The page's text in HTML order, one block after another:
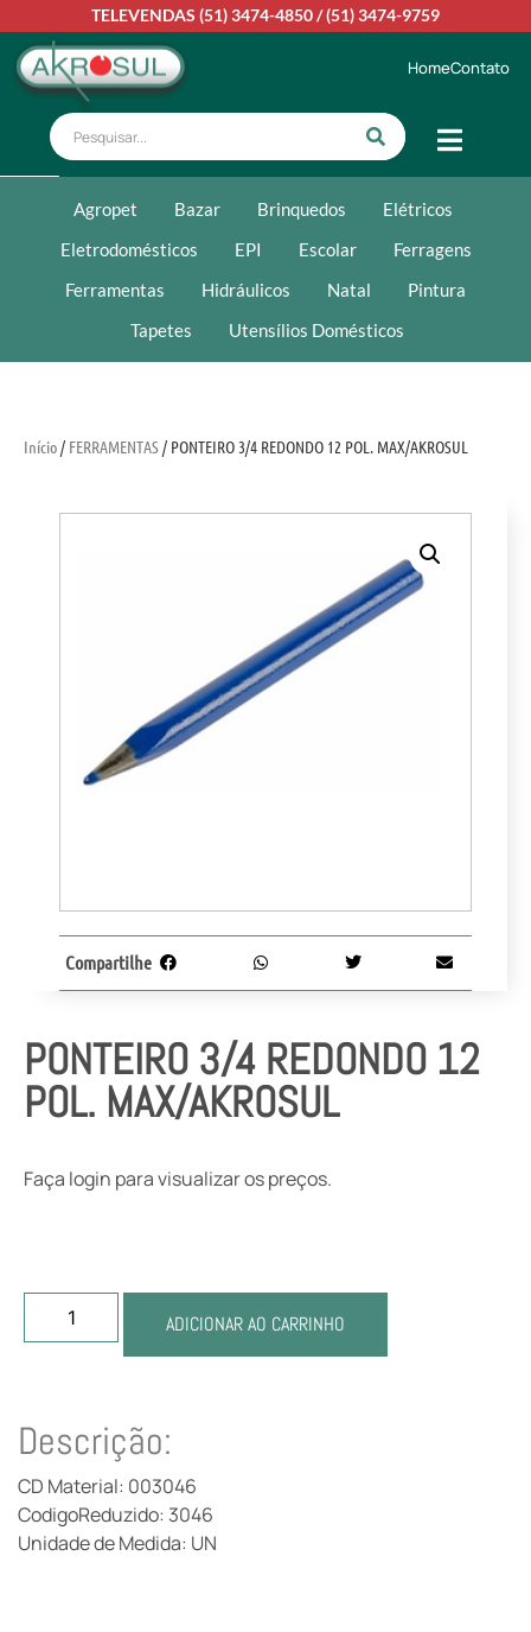
TELEVENDAS (51) 3474-4850/(51) 3474-9759
HomeContato
Agropet Bazar Brinquedos
Elétricos
Eletrodomésticos
EPI Escolar
Ferragens
Ferramentas
Hidráulicos Natal
Pintura
Tapetes
Utensílios Domésticos
Início/ FERRAMENTAS/ PONTEIRO 3/4 REDONDO 12 POL. MAX/AKROSUL
PONTEIRO 3/4 REDONDO 12
POL. MAX/AKROSUL
Faça login para visualizar os preços.
ADICIONAR AO CARRINHO
Compartilhe
Descrição:
CD Material: 003046
CodigoReduzido: 3046
Unidade de Medida: UN